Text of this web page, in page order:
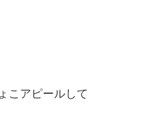
こアピールして